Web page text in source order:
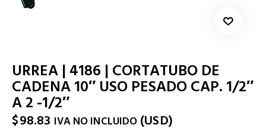
URREA | 4186 | CORTATUBO DE
CADENA 10″ USO PESADO CAP. 1/2″
A 2 -1/2″
$98.83 IVA NO INCLUIDO (USD)